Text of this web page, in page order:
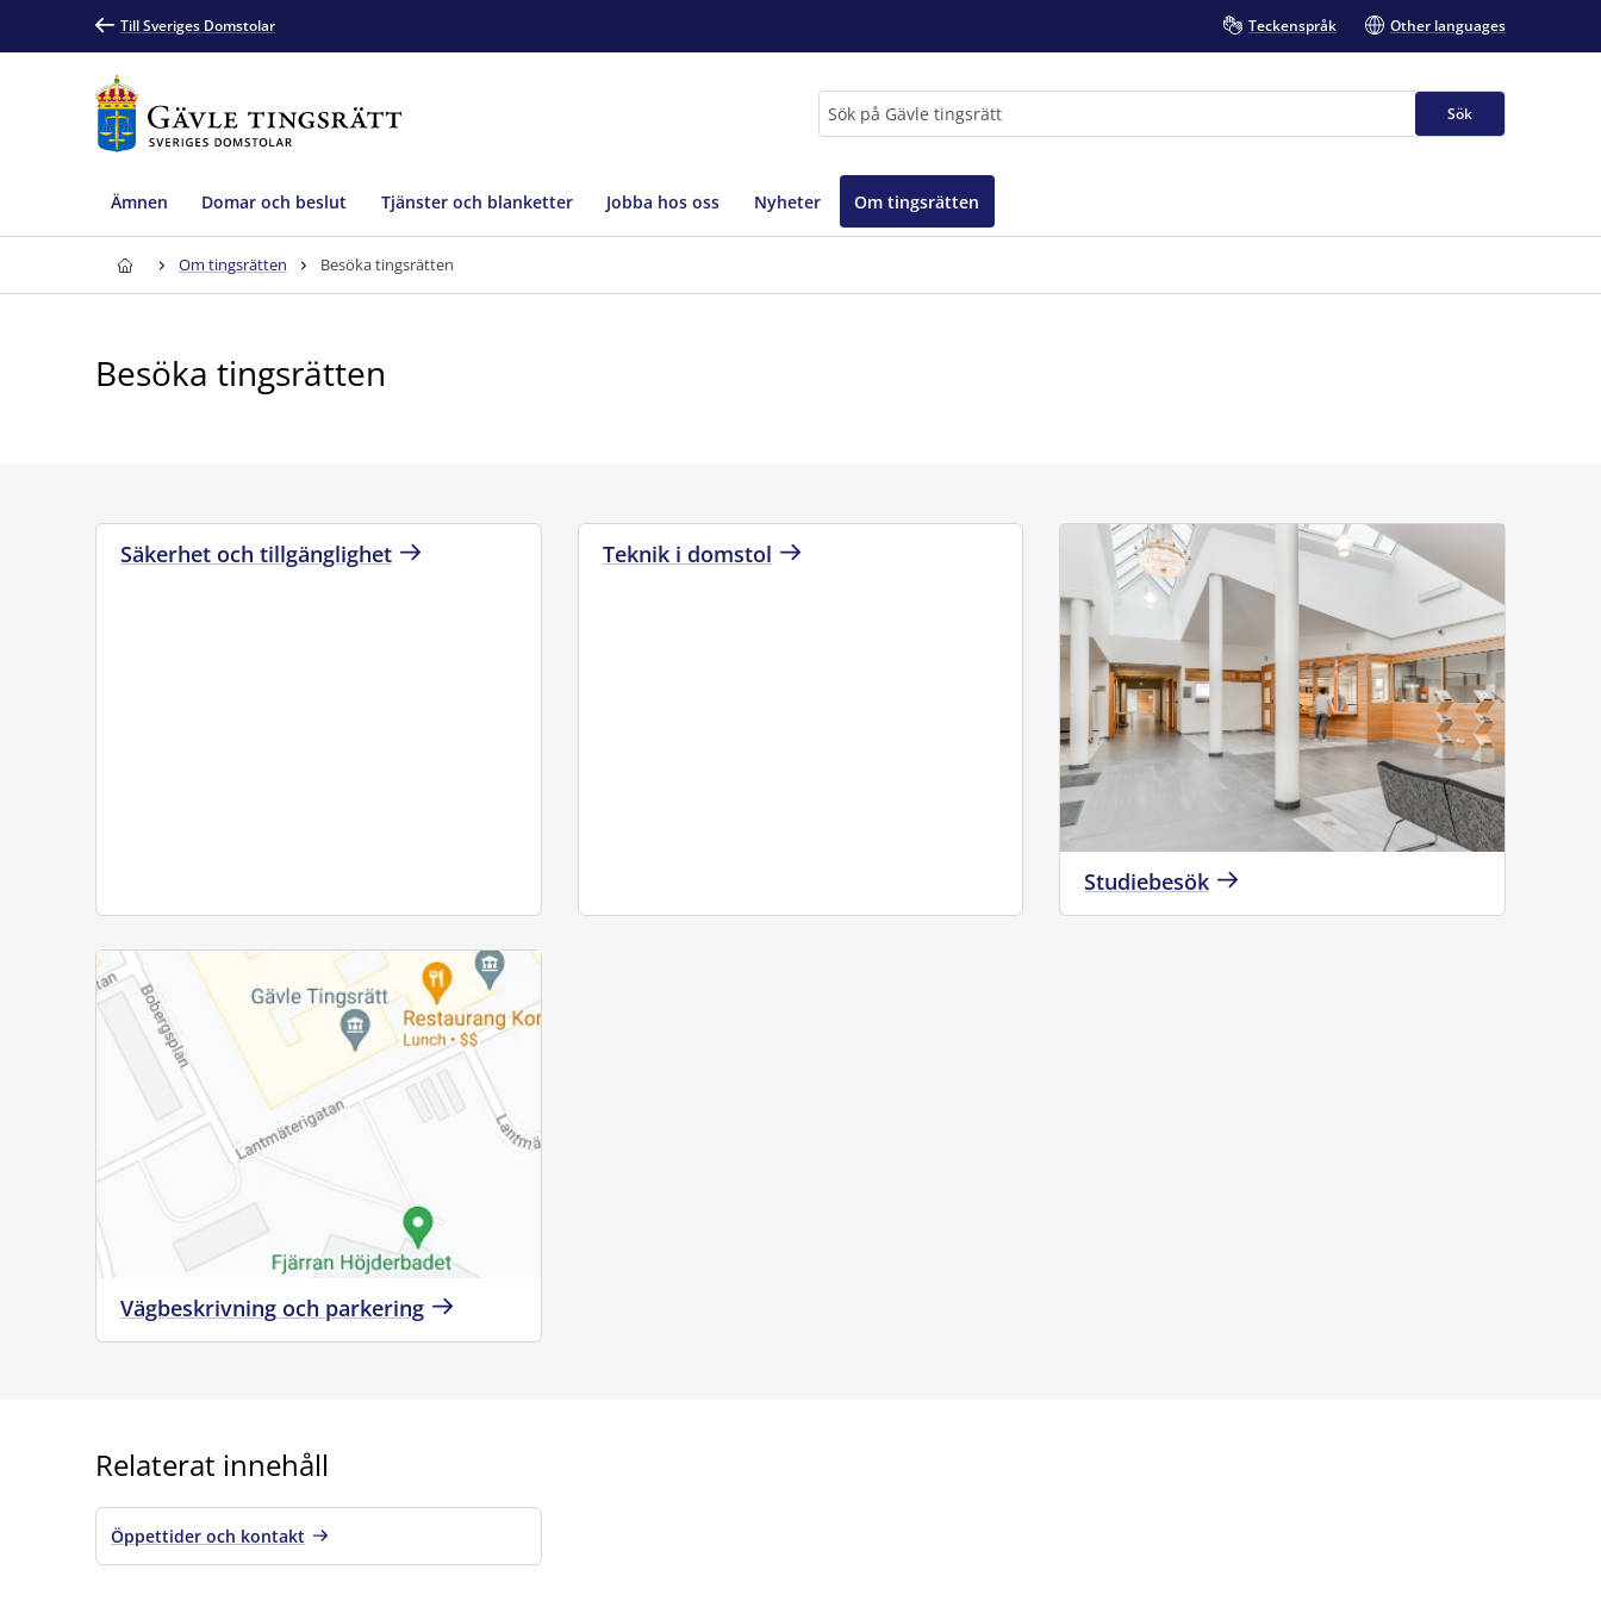
Till Sveriges Domstolar Teckenspråk Other languages
Sök
Ämnen Domar och beslut Tjänster och blanketter Jobba hos oss Nyheter Om tingsrätten
Om tingsrätten Besöka tingsrätten
Besöka tingsrätten
Säkerhet och tillgänglighet Teknik i domstol
Studiebesök
Vägbeskrivning och parkering
Relaterat innehåll
Öppettider och kontakt